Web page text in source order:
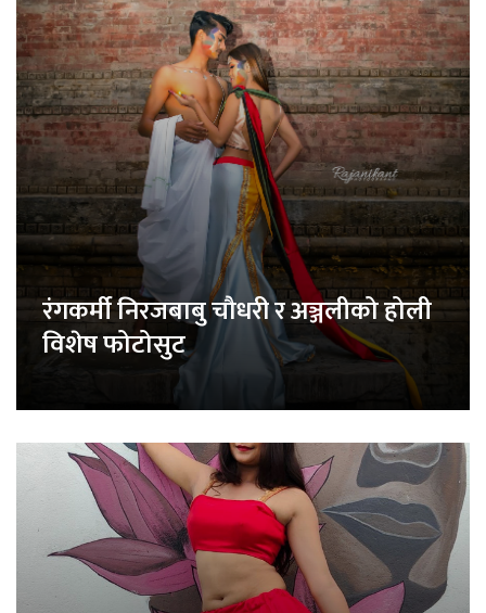
रंगकर्मी निरजबाबु चौधरी र अञ्जलीको होली
विशेष फोटोसुट